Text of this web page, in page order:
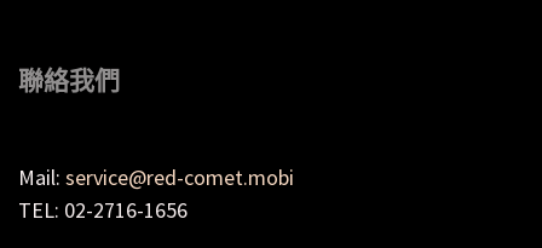
聯絡我們
Mail: service@red-comet.mobi
TEL: 02-2716-1656